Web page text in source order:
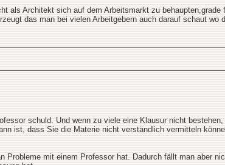
als Architekt sich auf dem Arbeitsmarkt zu
das man bei vielen Arbeitgebern auch darauf schaut wo
schuld. Und wenn zu viele eine Klausur nicht
ist, dass Sie die Materie nicht verständlich vermitteln
Probleme mit einem Professor hat. Dadurch fällt man aber